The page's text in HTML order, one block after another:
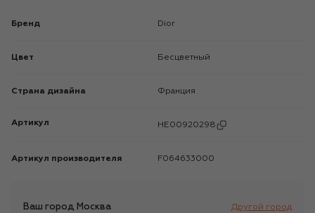
Бренд Dior
Цвет Бесцветный
Страна дизайна Франция
Артикул HE00920298
Артикул производителя F064633000
Ваш город Москва Другой город